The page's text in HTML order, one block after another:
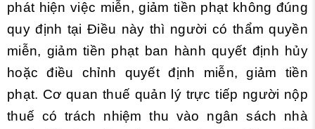
phát hiện việc miễn, giảm tiền phạt không đúng
quy định tại Điều này thì người có thẩm quyền
miễn, giảm tiền phạt ban hành quyết định hủy
hoặc điều chỉnh quyết định miễn, giảm tiền
phạt. Cơ quan thuế quản lý trực tiếp người nộp
thuế có trách nhiệm thu vào ngân sách nhà